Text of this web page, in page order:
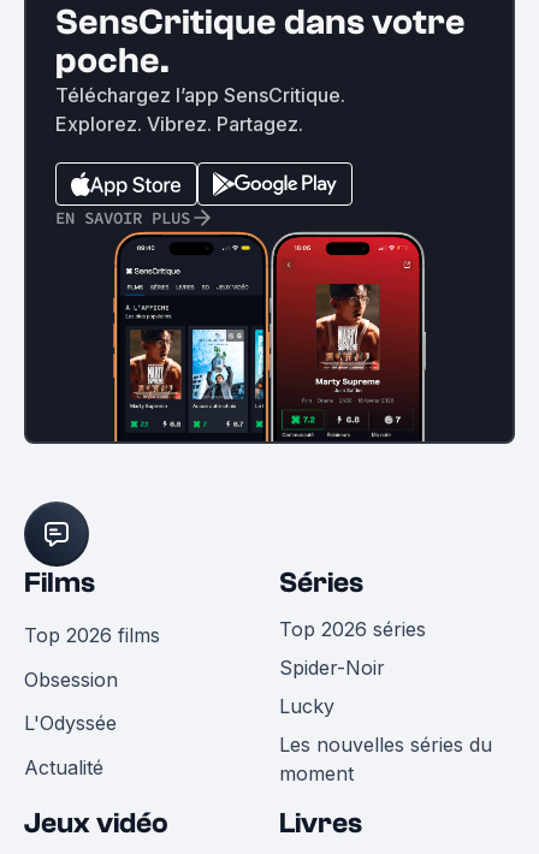
SensCritique dans votre
poche.
Téléchargez l’app SensCritique.
Explorez. Vibrez. Partagez.
EN SAVOIR PLUS
Films
Top 2026 films
Obsession
L'Odyssée
Actualité
Séries
Top 2026 séries
Spider-Noir
Lucky
Les nouvelles séries du
moment
Jeux vidéo Livres